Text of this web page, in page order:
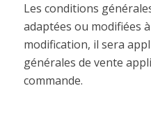
Les conditions
adaptées ou modifiées
modification, il sera
générales de vente
commande.